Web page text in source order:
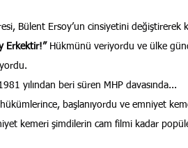
Bülent Ersoy’un cinsiyetini değiştirerek
Erkektir!” Hükmünü veriyordu ve ülke
yılından beri süren MHP davasında...
başlanıyordu ve emniyet
kemeri şimdilerin cam filmi kadar